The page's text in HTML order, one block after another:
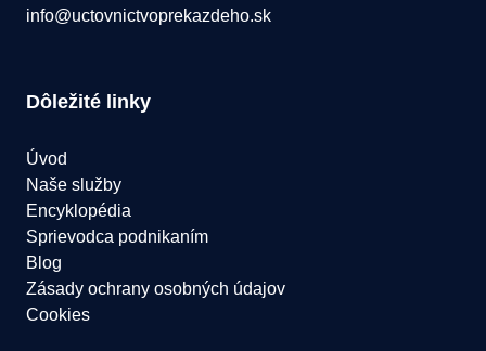
info@uctovnictvoprekazdeho.sk
Dôležité linky
Úvod
Naše služby
Encyklopédia
Sprievodca podnikaním
Blog
Zásady ochrany osobných údajov
Cookies